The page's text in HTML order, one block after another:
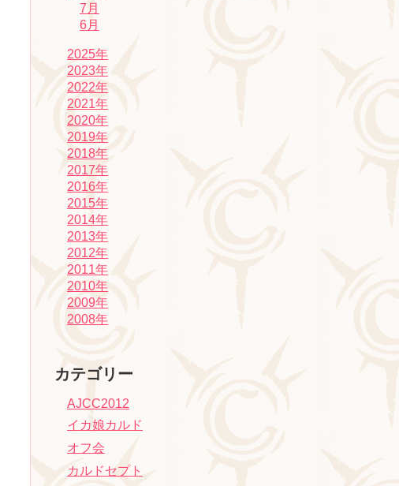
7月
6月
2025年
2023年
2022年
2021年
2020年
2019年
2018年
2017年
2016年
2015年
2014年
2013年
2012年
2011年
2010年
2009年
2008年
カテゴリー
AJCC2012
イカ娘カルド
オフ会
カルドセプト